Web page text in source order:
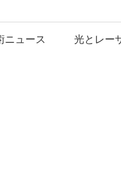
ニュース 光とレー